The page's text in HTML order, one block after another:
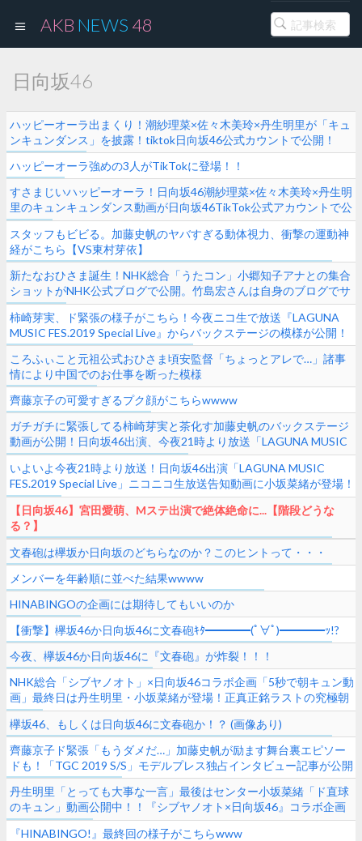
AKB NEWS 48
日向坂46
ハッピーオーラ出まくり！潮紗理菜×佐々木美玲×丹生明里が「キュ
ンキュンダンス」を披露！tiktok日向坂46公式カウントで公開！
ハッピーオーラ強めの3人がTikTokに登場！！
すさまじいハッピーオーラ！日向坂46潮紗理菜×佐々木美玲×丹生明
里のキュンキュンダンス動画が日向坂46TikTok公式アカウントで公
開
スタッフもビビる。加藤史帆のヤバすぎる動体視力、衝撃の運動神
経がこちら【VS東村芽依】
新たなおひさま誕生！NHK総合「うたコン」小郷知子アナとの集合
ショットがNHK公式ブログで公開。竹島宏さんは自身のブログでサ
イン入り『キュン』CDを公開
柿崎芽実、ド緊張の様子がこちら！今夜ニコ生で放送『LAGUNA
MUSIC FES.2019 Special Live』からバックステージの模様が公開！
ころふぃこと元祖公式おひさま頃安監督「ちょっとアレで…」諸事
情により中国でのお仕事を断った模様
齊藤京子の可愛すぎるプク顔がこちらwwww
ガチガチに緊張してる柿崎芽実と茶化す加藤史帆のバックステージ
動画が公開！日向坂46出演、今夜21時より放送「LAGUNA MUSIC
FES.2019 Special Live」ニコニコ生放送
いよいよ今夜21時より放送！日向坂46出演「LAGUNA MUSIC
FES.2019 Special Live」ニコニコ生放送告知動画に小坂菜緒が登場！
ライブ開演前のバックステージの様子もチラ見せ
【日向坂46】宮田愛萌、Mステ出演で絶体絶命に...【階段どうな
る？】
文春砲は欅坂か日向坂のどちらなのか？このヒントって・・・
メンバーを年齢順に並べた結果wwww
HINABINGOの企画には期待してもいいのか
【衝撃】欅坂46か日向坂46に文春砲ｷﾀ━━━━(ﾟ∀ﾟ)━━━━ｯ!?
今夜、欅坂46か日向坂46に『文春砲』が炸裂！！！
NHK総合「シブヤノオト」×日向坂46コラボ企画「5秒で朝キュン動
画」最終日は丹生明里・小坂菜緒が登場！正真正銘ラストの究極朝
キュン動画が月曜日の朝に公開予定
欅坂46、もしくは日向坂46に文春砲か！？ (画像あり)
齊藤京子ド緊張「もうダメだ…」加藤史帆が励ます舞台裏エピソー
ドも！「TGC 2019 S/S」モデルプレス独占インタビュー記事が公開
丹生明里「とっても大事な一言」最後はセンター小坂菜緒「ド直球
のキュン」動画公開中！！『シブヤノオト×日向坂46』コラボ企画
「5秒で朝キュン動画」
『HINABINGO!』最終回の様子がこちらwww